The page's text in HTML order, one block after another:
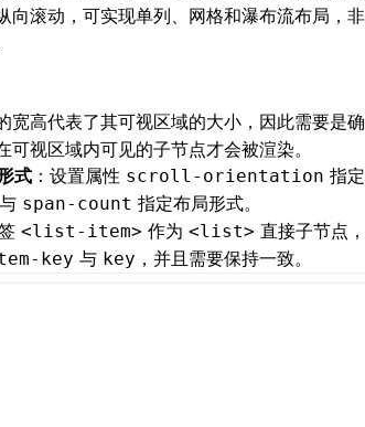
向滚动，可实现单列、网格和瀑布流布局，
宽高代表了其可视区域的大小，因此需要是
可视区域内可见的子节点才会被渲染。
式 ：设置属性 scroll-orientation 指
与 span-count 指定布局形式。
<list-item> 作为 <list> 直接子节点
key 与 key ，并且需要保持一致。